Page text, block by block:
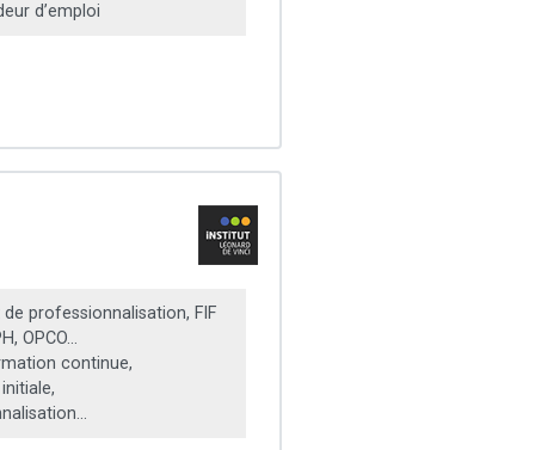
d’emploi
professionnalisation, FIF
OPCO...
continue,